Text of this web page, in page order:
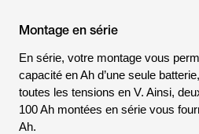
Montage en série
En série, votre montage vous
capacité en Ah d’une seule
toutes les tensions en V. Ainsi,
100 Ah montées en série vous
Ah.